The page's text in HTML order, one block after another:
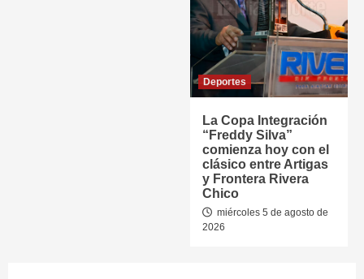
Deportes
La Copa Integración
“Freddy Silva”
comienza hoy con el
clásico entre Artigas
y Frontera Rivera
Chico
miércoles 5 de agosto de
2026